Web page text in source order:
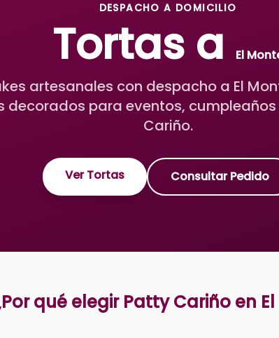
DESPACHO A DOMICILIO
Tortas a El
artesanales con despacho a El
decorados para eventos,
Cariño.
Ver Tortas Consultar Pedido
qué elegir Patty Cariño en